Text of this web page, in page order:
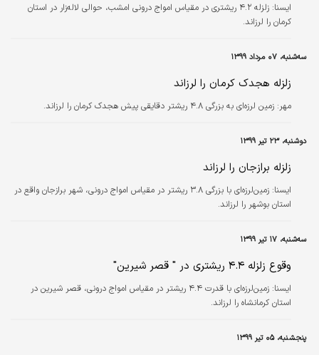
ايسنا:
زلزله ۴.۲ ریشتری در مقیاس امواج درونی امشب، حوالی لاله‌زار در استان
کرمان را لرزاند.
سه‌شنبه، ۰۷ مرداد ۱۳۹۹
زلزله هجدک کرمان را لرزاند
مهر: زمین لرزه‌ای به بزرگی ۴.۸ ریشتر دقایقی پیش هجدک کرمان را لرزاند.
دوشنبه، ۲۳ تیر ۱۳۹۹
زلزله برازجان را لرزاند
ايسنا:
زمین‌لرزه‌ای با بزرگی ۳.۸ ریشتر در مقیاس امواج درونی، شهر برازجان واقع در
استان بوشهر را لرزاند.
سه‌شنبه، ۱۷ تیر ۱۳۹۹
وقوع زلزله ۴.۴ ریشتری در " قصر شیرین"
ايسنا:
زمین‌لرزه‌ای با قدرت ۴.۴ ریشتر در مقیاس امواج درونی، قصر شیرین در
استان کرمانشاه را لرزاند.
پنجشنبه، ۰۵ تیر ۱۳۹۹